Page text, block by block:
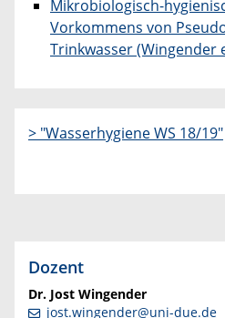
Mikrobiologisch-
Vorkommens von
Trinkwasser (Wingender
> "Wasserhygiene WS 18/19"
Dozent
Dr. Jost Wingender
jost.wingender@uni-due.de